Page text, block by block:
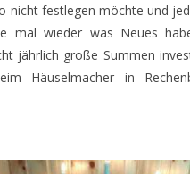
nicht festlegen möchte und
mal wieder was Neues
jährlich große Summen
Häuselmacher in